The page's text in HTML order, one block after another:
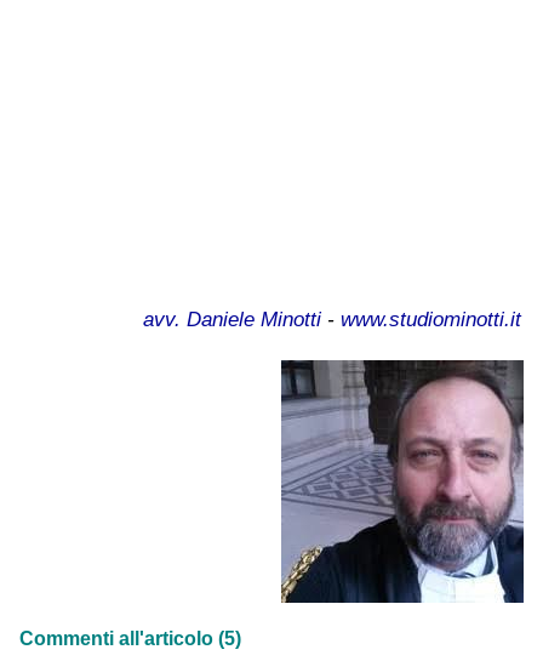
avv. Daniele Minotti - www.studiominotti.it
Commenti all'articolo (5)